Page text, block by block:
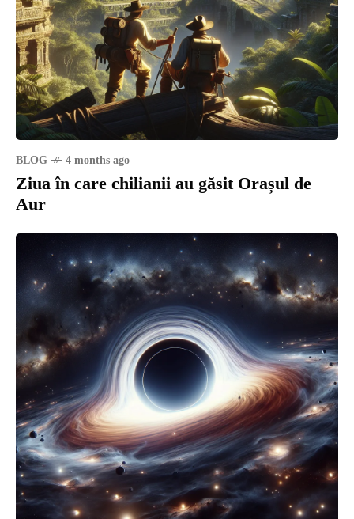
BLOG 4 months ago
Ziua în care chilianii au găsit Orașul de
Aur